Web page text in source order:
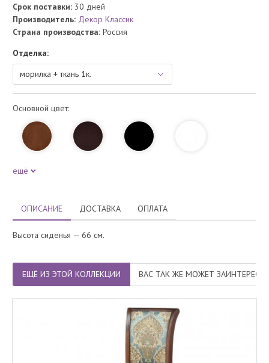
Срок поставки: 30 дней
Производитель: Декор Классик
Страна производства: Россия
Отделка:
Основной цвет:
ещё
ОПИСАНИЕ ДОСТАВКА ОПЛАТА
Высота сиденья — 66 см.
ЕЩЁ ИЗ ЭТОЙ КОЛЛЕКЦИИ ВАС ТАК ЖЕ МОЖЕТ